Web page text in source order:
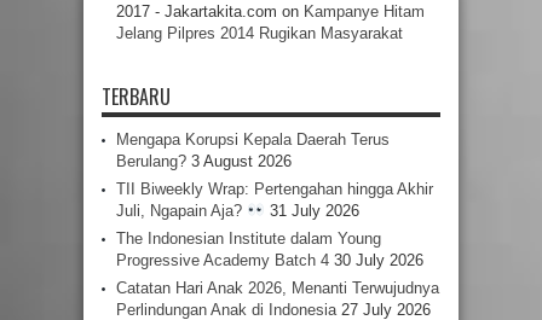
2017 - Jakartakita.com on Kampanye Hitam
Jelang Pilpres 2014 Rugikan Masyarakat
TERBARU
Mengapa Korupsi Kepala Daerah Terus
Berulang? 3 August 2026
TII Biweekly Wrap: Pertengahan hingga Akhir
Juli, Ngapain Aja?
31 July 2026
The Indonesian Institute dalam Young
Progressive Academy Batch 4 30 July 2026
Catatan Hari Anak 2026, Menanti Terwujudnya
Perlindungan Anak di Indonesia 27 July 2026